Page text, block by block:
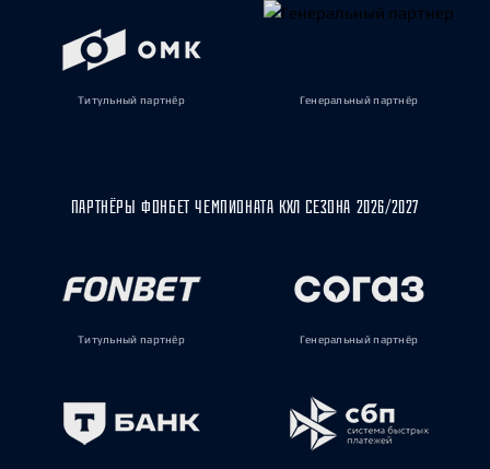
Титульный партнёр Генеральный партнёр
ПАРТНЁРЫ ФОНБЕТ ЧЕМПИОНАТА КХЛ СЕЗОНА 2026/2027
Титульный партнёр Генеральный партнёр